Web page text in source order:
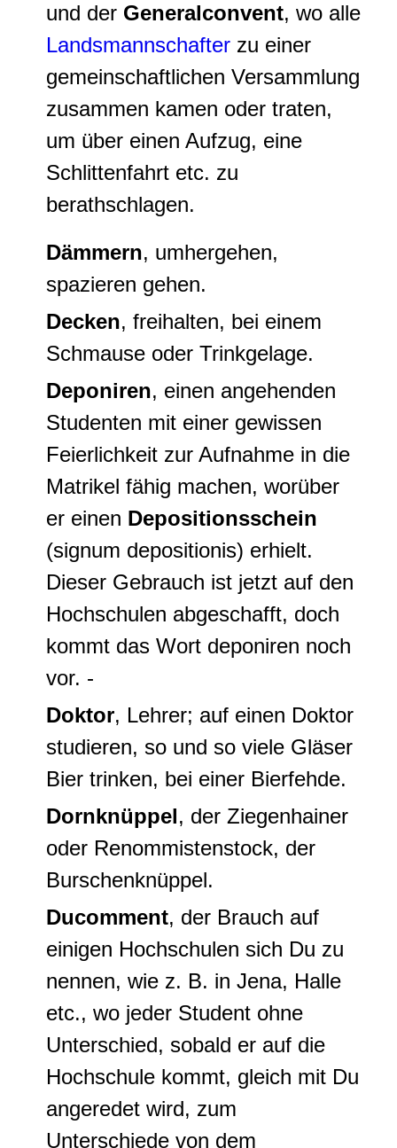
und der Generalconvent, wo alle
Landsmannschafter zu einer
gemeinschaftlichen Versammlung
zusammen kamen oder traten,
um über einen Aufzug, eine
Schlittenfahrt etc. zu
berathschlagen.
Dämmern, umhergehen,
spazieren gehen.
Decken, freihalten, bei einem
Schmause oder Trinkgelage.
Deponiren, einen angehenden
Studenten mit einer gewissen
Feierlichkeit zur Aufnahme in die
Matrikel fähig machen, worüber
er einen Depositionsschein
(signum depositionis) erhielt.
Dieser Gebrauch ist jetzt auf den
Hochschulen abgeschafft, doch
kommt das Wort deponiren noch
vor. -
Doktor, Lehrer; auf einen Doktor
studieren, so und so viele Gläser
Bier trinken, bei einer Bierfehde.
Dornknüppel, der Ziegenhainer
oder Renommistenstock, der
Burschenknüppel.
Ducomment, der Brauch auf
einigen Hochschulen sich Du zu
nennen, wie z. B. in Jena, Halle
etc., wo jeder Student ohne
Unterschied, sobald er auf die
Hochschule kommt, gleich mit Du
angeredet wird, zum
Unterschiede von dem